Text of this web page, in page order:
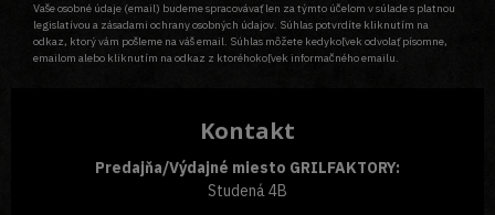
Vaše osobné údaje (email) budeme spracovávať len za týmto účelom v súlade s platnou
legislatívou a zásadami ochrany osobných údajov. Súhlas potvrdíte kliknutím na
odkaz, ktorý vám pošleme na váš email. Súhlas môžete kedykoľvek odvolať písomne,
emailom alebo kliknutím na odkaz z ktoréhokoľvek informačného emailu.
Kontakt
Predajňa/Výdajné miesto GRILFAKTORY:
Studená 4B